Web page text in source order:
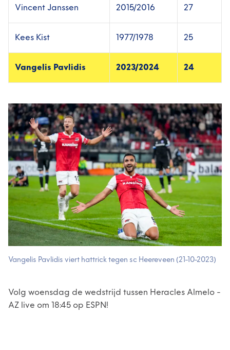
Vincent Janssen 2015/2016 27
Kees Kist 1977/1978 25
Vangelis Pavlidis 2023/2024 24
Vangelis Pavlidis viert hattrick tegen sc Heereveen (21-10-2023)
Volg woensdag de wedstrijd tussen Heracles Almelo -
AZ live om 18:45 op ESPN!